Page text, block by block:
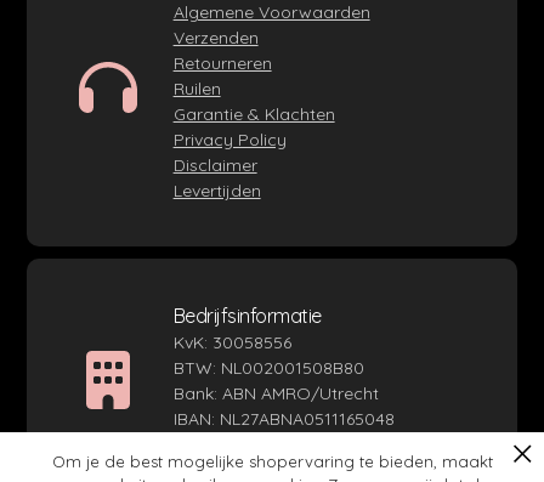
Algemene Voorwaarden
Verzenden
Retourneren
Ruilen
Garantie & Klachten
Privacy Policy
Disclaimer
Levertijden
Bedrijfsinformatie
KvK: 30058556
BTW: NL002001508B80
Bank: ABN AMRO/Utrecht
IBAN: NL27ABNA0511165048
Om je de best mogelijke shopervaring te bieden, maakt